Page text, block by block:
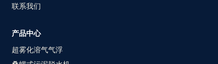
联系我们
产品中心
超雾化溶气气浮